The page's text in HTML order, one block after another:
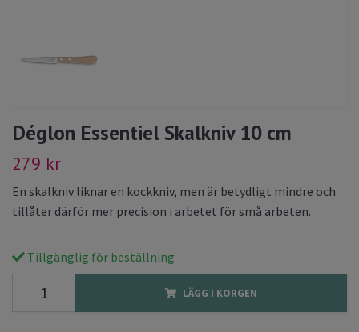
Déglon Essentiel Skalkniv 10 cm
279 kr
En skalkniv liknar en kockkniv, men är betydligt mindre och
tillåter därför mer precision i arbetet för små arbeten.
Tillgänglig för beställning
LÄGG I KORGEN